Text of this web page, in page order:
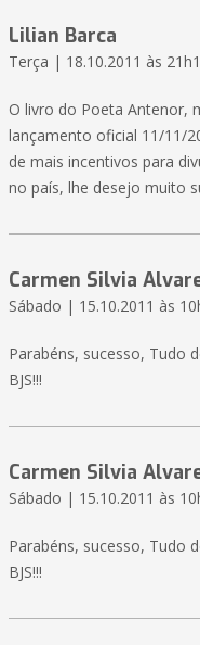
Lilian Barca
Terça | 18.10.2011 às
O livro do Poeta Antenor,
lançamento oficial 11/11/
de mais incentivos para
no país, lhe desejo muito
Carmen Silvia
Sábado | 15.10.2011 às
Parabéns, sucesso, Tudo
BJS!!!
Carmen Silvia
Sábado | 15.10.2011 às
Parabéns, sucesso, Tudo
BJS!!!